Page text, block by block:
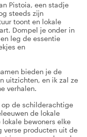
Pistoia, een stadje
steeds zijn
toont en lokale
Dompel je onder in
leg de essentie
en
bieden je de
uitzichten, en ik zal ze
verhalen.
op de schilderachtige
de lokale
bewoners elke
verse producten uit de